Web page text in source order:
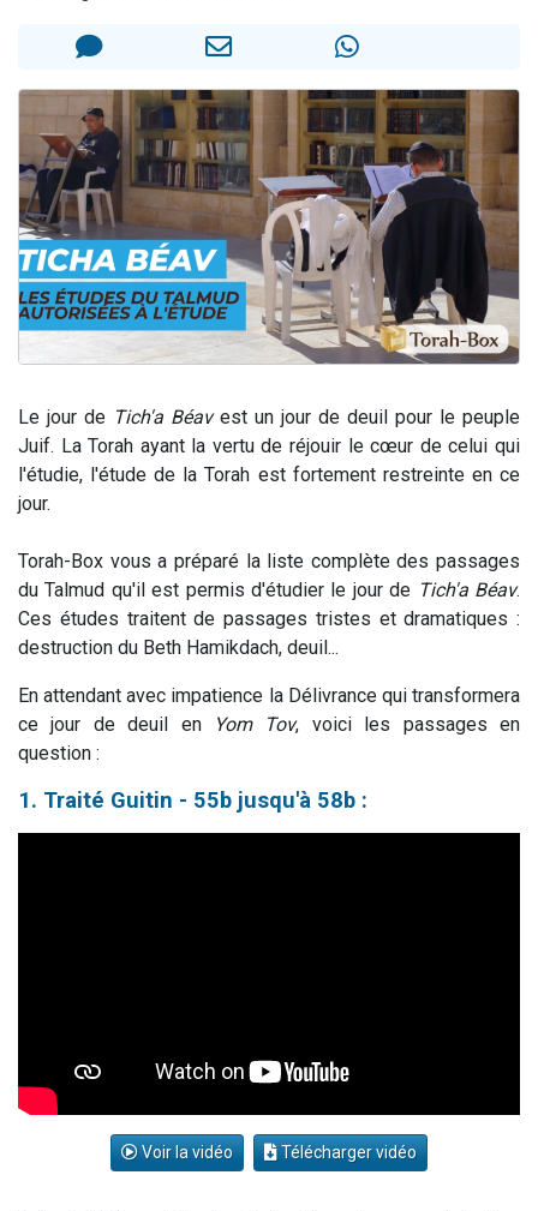
Il reste 49 places pour étudier en groupe sur Zoom
Le jour de Tich'a Béavest un jour de deuil pour le peuple
Juif. La Torah ayant la vertu de réjouir le cœur de celui qui
l'étudie, l'étude de la Torah est fortement restreinte en ce
jour.
Torah-Box vous a préparé la liste complète des passages
du Talmud qu'il est permis d'étudier le jour de Tich'a Béav.
Ces études traitent de passages tristes et dramatiques :
destruction du Beth Hamikdach, deuil...
En attendant avec impatience la Délivrance qui transformera
ce jour de deuil en
Yom Tov, voici les passages en
question :
1. Traité Guitin - 55b jusqu'à 58b :
Voir la vidéo Télécharger vidéo